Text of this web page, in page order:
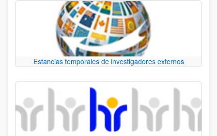
Estancias temporales de investigadores externos